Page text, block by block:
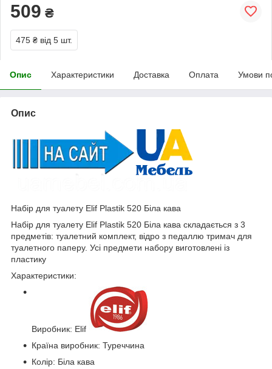
509 ₴
475 ₴ від 5 шт.
Опис Характеристики Доставка Оплата Умови
Опис
Набір для туалету Elif Plastik 520 Біла кава
Набір для туалету Elif Plastik 520 Біла кава складається з 3
предметів: туалетний комплект, відро з педаллю тримач для
туалетного паперу. Усі предмети набору виготовлені із
пластику
Характеристики:
Виробник: Elif
Країна виробник: Туреччина
Колір: Біла кава